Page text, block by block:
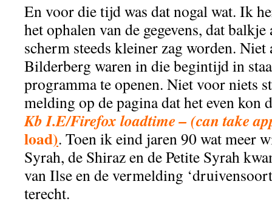
En voor die tijd was dat nogal wat. Ik
het ophalen van de gegevens, dat
scherm steeds kleiner zag worden. Niet
Bilderberg waren in die begintijd in
programma te openen. Niet voor niets
melding op de pagina dat het even kon
Kb I.E/Firefox loadtime – (can take
load). Toen ik eind jaren 90 wat meer
Syrah, de Shiraz en de Petite Syrah
van Ilse en de vermelding
terecht.